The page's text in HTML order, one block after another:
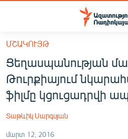
Մատչելիության
հիմնական
բովանդակությանը
Անցնել
հիմնական
մենյուին
ՀԱՅԱՍՏԱՆ
ՔԱՂԱՔԱԿԱՆ
ՄՇԱԿՈՒՅԹ
Ցեղասպանության
Թուրքիայում
ֆիլմը կցուցադրվի
Տաթևիկ Սարգսյան
մարտ 12, 2016